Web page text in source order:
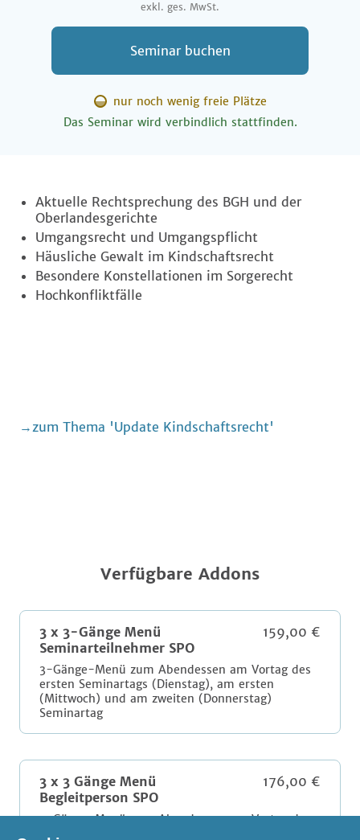
exkl. ges. MwSt.
Seminar buchen
nur noch wenig freie Plätze
Das Seminar wird verbindlich stattfinden.
Aktuelle Rechtsprechung des BGH und der
Oberlandesgerichte
Umgangsrecht und Umgangspflicht
Häusliche Gewalt im Kindschaftsrecht
Besondere Konstellationen im Sorgerecht
Hochkonfliktfälle
zum Thema 'Update Kindschaftsrecht'
Verfügbare Addons
3 x 3-Gänge Menü
Seminarteilnehmer SPO
159,00 €
3-Gänge-Menü zum Abendessen am Vortag des
ersten Seminartags (Dienstag), am ersten
(Mittwoch) und am zweiten (Donnerstag)
Seminartag
3 x 3 Gänge Menü
Begleitperson SPO
176,00 €
3-Gänge-Menü zum Abendessen am Vortag des